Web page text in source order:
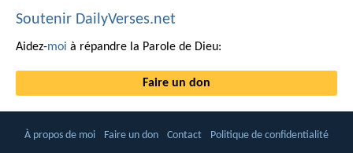
Soutenir DailyVerses.net
Aidez-moi à répandre la Parole de Dieu:
Faire un don
À propos de moi Faire un don Contact Politique de confidentialité